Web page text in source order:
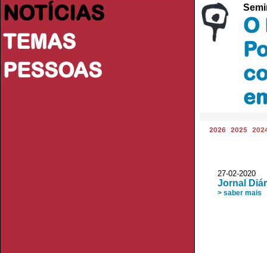
NOTÍCIAS
TEMAS
PESSOAS
O
2026 2025
27-02-2020
Jornal
> saber mais